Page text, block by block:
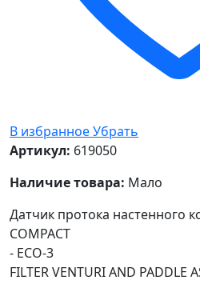
В избранноеУбрать
Артикул: 619050
Наличие товара: Мало
Датчик протока настенного
COMPACT
- ECO-3
FILTER VENTURI AND PADDLE